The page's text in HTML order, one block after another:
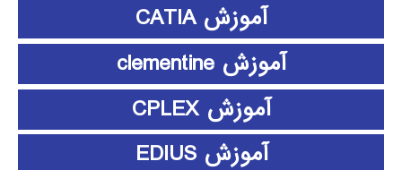
آموزش CATIA
آموزش clementine
آموزش CPLEX
آموزش EDIUS